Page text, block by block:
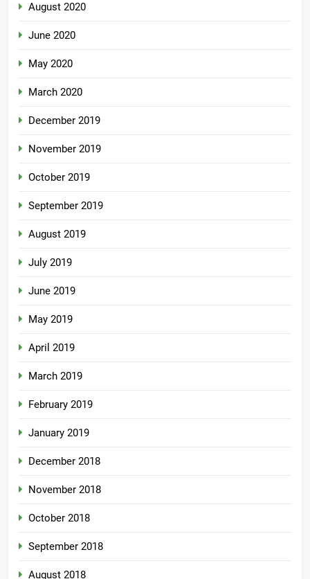
August 2020
June 2020
May 2020
March 2020
December 2019
November 2019
October 2019
September 2019
August 2019
July 2019
June 2019
May 2019
April 2019
March 2019
February 2019
January 2019
December 2018
November 2018
October 2018
September 2018
August 2018